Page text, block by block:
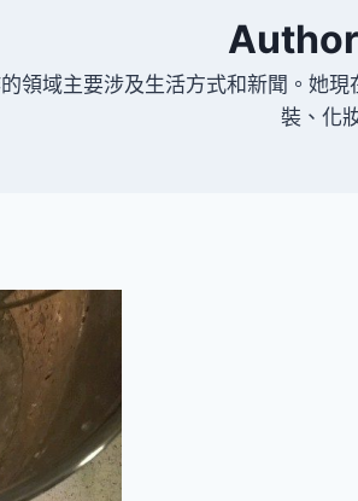
領域主要涉及生活方式和新聞。她
裝、化